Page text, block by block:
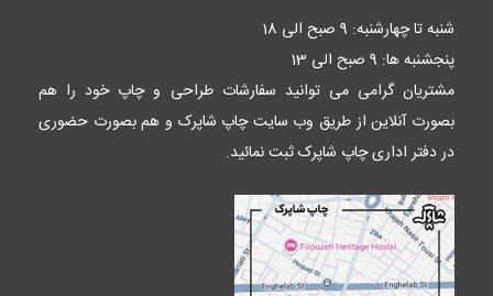
شنبه تا چهارشنبه: 9 صبح الی 18
پنجشنبه ها: 9 صبح الی 13
مشتریان گرامی می توانید سفارشات طراحی و چاپ خود را هم
بصورت آنلاین از طریق وب سایتچاپ شاپرک و هم بصورت حضوری
در دفتر اداری چاپ شاپرک ثبت نمائید.